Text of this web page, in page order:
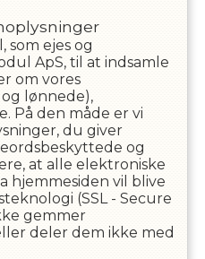
som ejes og
ApS, til at indsamle
om vores
lønnede),
På den måde er vi
du giver
og
at alle elektroniske
hjemmesiden vil blive
(SSL - Secure
gemmer
deler dem ikke med